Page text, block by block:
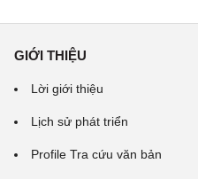
GIỚI THIỆU
Lời giới thiệu
Lịch sử phát triển
Profile Tra cứu văn bản